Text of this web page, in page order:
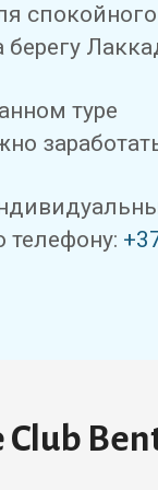
берегу
туре
телефону:
Club